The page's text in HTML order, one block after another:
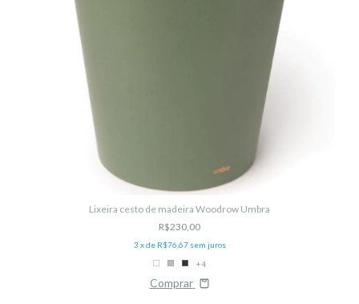
Lixeira cesto de madeira Woodrow Umbra
R$230,00
3 x de R$76,67 sem juros
+4
Comprar